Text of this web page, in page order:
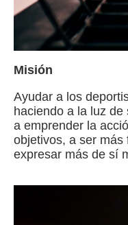
Misión
Ayudar a los
haciendo a la luz
a emprender la
objetivos, a ser más
expresar más de sí